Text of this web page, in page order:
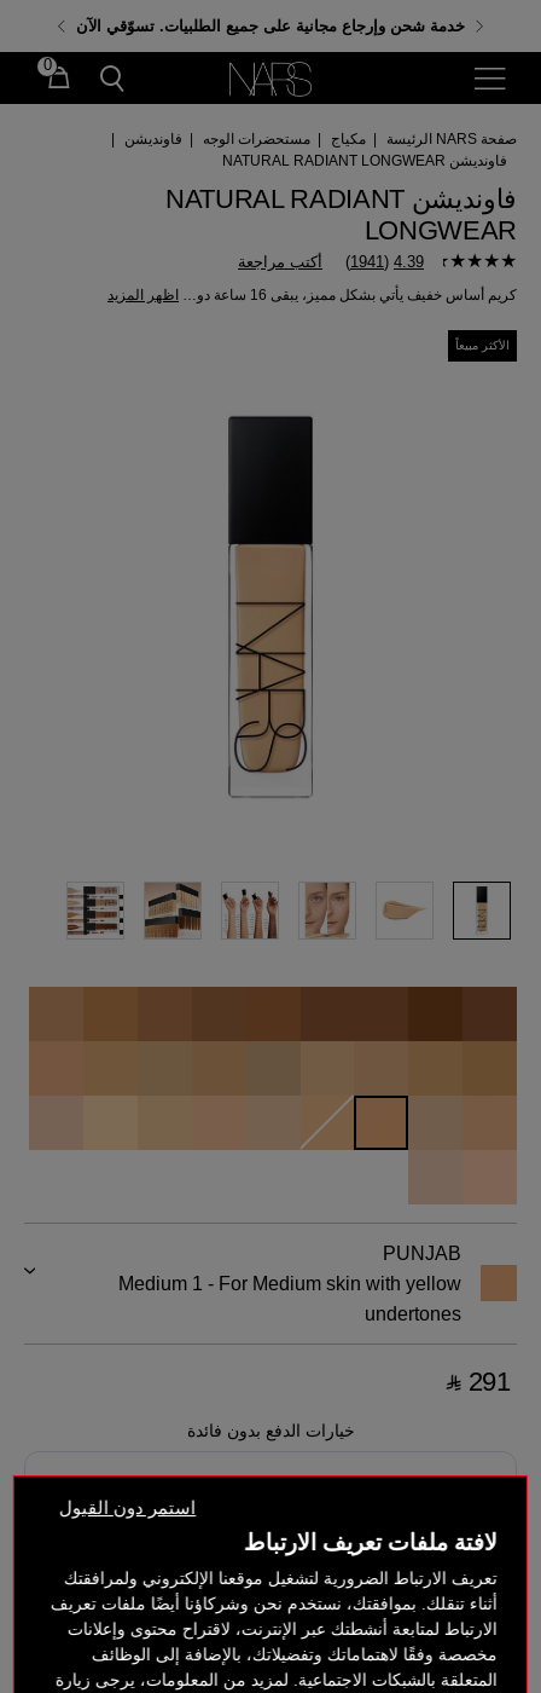
احصلي على هدايا مجانية عند إنفاق 350 ر.س. باستخدام
الكود: GIFTS
خدمة شحن وإرجاع مجانية على جميع الطلبيات. تسوّقي الآن
0
استمر دون القبول
لافتة ملفات تعريف الارتباط
تعريف الارتباط الضرورية لتشغيل موقعنا الإلكتروني ولمرافقتك
أثناء تنقلك. بموافقتك، نستخدم نحن وشركاؤنا أيضًا ملفات تعريف
الارتباط لمتابعة أنشطتك عبر الإنترنت، لاقتراح محتوى وإعلانات
مخصصة وفقًا لاهتماماتك وتفضيلاتك، بالإضافة إلى الوظائف
المتعلقة بالشبكات الاجتماعية. لمزيد من المعلومات، يرجى زيارة
صفحة NARS الرئيسة مكياج مستحضرات الوجه فاونديشن
فاونديشن NATURAL RADIANT LONGWEAR
فاونديشن NATURAL RADIANT
LONGWEAR
4.39
(
1941
) أكتب مراجعة
كريم أساس خفيف يأتي بشكل مميز، يبقى 16 ساعة دون أن يتقشر أو يبهت. اظهر المزيد
الأكثر مبيعاً
PUNJAB
Medium 1 - For Medium skin with yellow
undertones
‎ ⃁ 291 ‎
خيارات الدفع بدون فائدة